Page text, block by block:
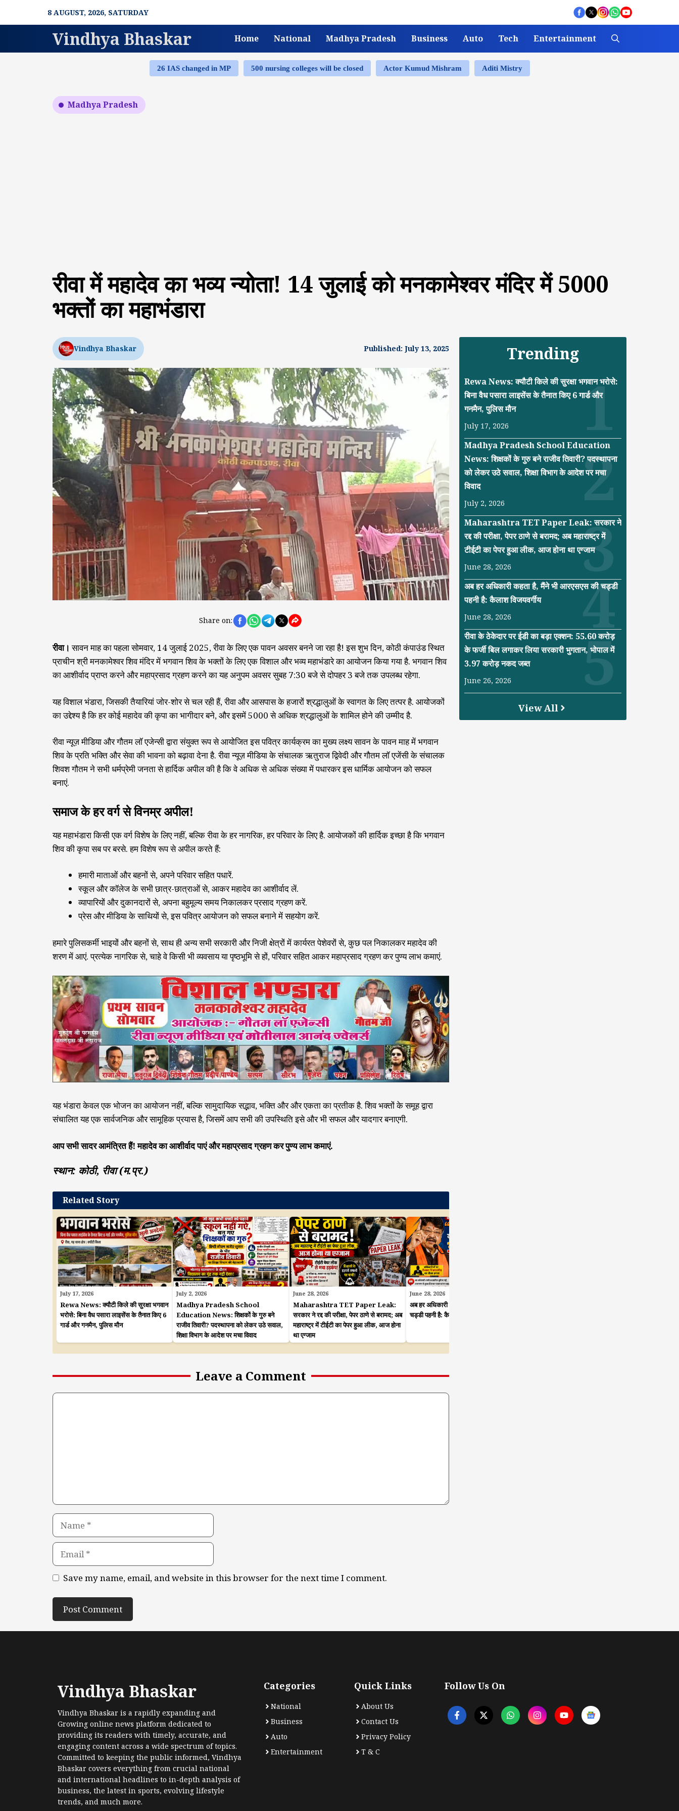
8 AUGUST, 2026, SATURDAY
Vindhya Bhaskar Home National Madhya Pradesh Business Auto Tech Entertainment
26 IAS changed in MP 500 nursing colleges will be closed Actor Kumud Mishram Aditi Mistry
Madhya Pradesh
रीवा में महादेव का भव्य न्योता! 14 जुलाई को मनकामेश्वर मंदिर में 5000
भक्तों का महाभंडारा
Vindhya Bhaskar Published: July 13, 2025
Share on:
रीवा। सावन माह का पहला सोमवार, 14 जुलाई 2025, रीवा के लिए एक पावन अवसर बनने जा रहा है! इस शुभ दिन, कोठी कंपाउंड स्थित
प्राचीन श्री मनकामेश्वर शिव मंदिर में भगवान शिव के भक्तों के लिए एक विशाल और भव्य महाभंडारे का आयोजन किया गया है. भगवान शिव
का आशीर्वाद प्राप्त करने और महाप्रसाद ग्रहण करने का यह अनुपम अवसर सुबह 7:30 बजे से दोपहर 3 बजे तक उपलब्ध रहेगा.
यह विशाल भंडारा, जिसकी तैयारियां जोर-शोर से चल रही हैं, रीवा और आसपास के हजारों श्रद्धालुओं के स्वागत के लिए तत्पर है. आयोजकों
का उद्देश्य है कि हर कोई महादेव की कृपा का भागीदार बने, और इसमें 5000 से अधिक श्रद्धालुओं के शामिल होने की उम्मीद है.
रीवा न्यूज़ मीडिया और गौतम लॉ एजेन्सी द्वारा संयुक्त रूप से आयोजित इस पवित्र कार्यक्रम का मुख्य लक्ष्य सावन के पावन माह में भगवान
शिव के प्रति भक्ति और सेवा की भावना को बढ़ावा देना है. रीवा न्यूज़ मीडिया के संचालक ऋतुराज द्विवेदी और गौतम लॉ एजेंसी के संचालक
शिवश गौतम ने सभी धर्मप्रेमी जनता से हार्दिक अपील की है कि वे अधिक से अधिक संख्या में पधारकर इस धार्मिक आयोजन को सफल
बनाएं.
समाज के हर वर्ग से विनम्र अपील!
यह महाभंडारा किसी एक वर्ग विशेष के लिए नहीं, बल्कि रीवा के हर नागरिक, हर परिवार के लिए है. आयोजकों की हार्दिक इच्छा है कि भगवान
शिव की कृपा सब पर बरसे. हम विशेष रूप से अपील करते हैं:
हमारी माताओं और बहनों से, अपने परिवार सहित पधारें.
स्कूल और कॉलेज के सभी छात्र-छात्राओं से, आकर महादेव का आशीर्वाद लें.
व्यापारियों और दुकानदारों से, अपना बहुमूल्य समय निकालकर प्रसाद ग्रहण करें.
प्रेस और मीडिया के साथियों से, इस पवित्र आयोजन को सफल बनाने में सहयोग करें.
हमारे पुलिसकर्मी भाइयों और बहनों से, साथ ही अन्य सभी सरकारी और निजी क्षेत्रों में कार्यरत पेशेवरों से, कुछ पल निकालकर महादेव की
शरण में आएं. प्रत्येक नागरिक से, चाहे वे किसी भी व्यवसाय या पृष्ठभूमि से हों, परिवार सहित आकर महाप्रसाद ग्रहण कर पुण्य लाभ कमाएं.
यह भंडारा केवल एक भोजन का आयोजन नहीं, बल्कि सामुदायिक सद्भाव, भक्ति और और एकता का प्रतीक है. शिव भक्तों के समूह द्वारा
संचालित यह एक सार्वजनिक और सामूहिक प्रयास है, जिसमें आप सभी की उपस्थिति इसे और भी सफल और यादगार बनाएगी.
आप सभी सादर आमंत्रित हैं! महादेव का आशीर्वाद पाएं और महाप्रसाद ग्रहण कर पुण्य लाभ कमाएं.
स्थान: कोठी, रीवा (म.प्र.)
Related Story
July 17, 2026
Rewa News: क्यौटी किले की सुरक्षा भगवान
भरोसे: बिना वैध पसारा लाइसेंस के तैनात किए 6
गार्ड और गनमैन, पुलिस मौन
July 2, 2026
Madhya Pradesh School
Education News: शिक्षकों के गुरु बने
राजीव तिवारी? पदस्थापना को लेकर उठे सवाल,
शिक्षा विभाग के आदेश पर मचा विवाद
June 28, 2026
Maharashtra TET Paper Leak:
सरकार ने रद्द की परीक्षा, पेपर ठाणे से बरामद; अब
महाराष्ट्र में टीईटी का पेपर हुआ लीक, आज होना
था एग्जाम
June 28, 2026
अब हर अधिकारी कहता है, मैंने भी आरएसएस की
चड्डी पहनी है: कैलाश विजयवर्गीय
Leave a Comment
Comment
Name
Email
Save my name, email, and website in this browser for the next time I comment.
Trending
Rewa News: क्यौटी किले की सुरक्षा भगवान भरोसे:
बिना वैध पसारा लाइसेंस के तैनात किए 6 गार्ड और
गनमैन, पुलिस मौन
July 17, 2026
Madhya Pradesh School Education
News: शिक्षकों के गुरु बने राजीव तिवारी? पदस्थापना
को लेकर उठे सवाल, शिक्षा विभाग के आदेश पर मचा
विवाद
July 2, 2026
Maharashtra TET Paper Leak: सरकार ने
रद्द की परीक्षा, पेपर ठाणे से बरामद; अब महाराष्ट्र में
टीईटी का पेपर हुआ लीक, आज होना था एग्जाम
June 28, 2026
अब हर अधिकारी कहता है, मैंने भी आरएसएस की चड्डी
पहनी है: कैलाश विजयवर्गीय
June 28, 2026
रीवा के ठेकेदार पर ईडी का बड़ा एक्शन: 55.60 करोड़
के फर्जी बिल लगाकर लिया सरकारी भुगतान, भोपाल में
3.97 करोड़ नकद जब्त
June 26, 2026
View All
Vindhya Bhaskar
Vindhya Bhaskar is a rapidly expanding and
Growing online news platform dedicated to
providing its readers with timely, accurate, and
engaging content across a wide spectrum of topics.
Committed to keeping the public informed, Vindhya
Bhaskar covers everything from crucial national
and international headlines to in-depth analysis of
business, the latest in sports, evolving lifestyle
trends, and much more.
Categories
National
Business
Auto
Entertainment
Quick Links
About Us
Contact Us
Privacy Policy
T & C
Follow Us On